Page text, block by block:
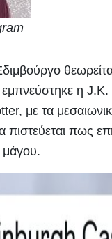
εμπνεύστηκε η
με τα
πιστεύεται πως
μάγου.